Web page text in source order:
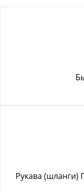
Рукава